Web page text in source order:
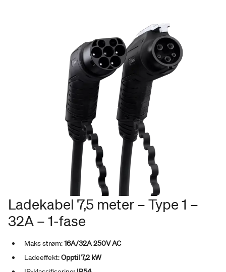
Ladekabel 7,5 meter – Type 1 –
32A – 1-fase
Maks strøm:16A/32A 250V AC
Ladeeffekt:Opptil 7,2 kW